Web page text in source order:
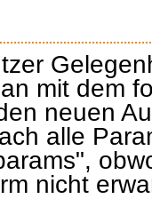
mit dem
neuen
alle
nicht